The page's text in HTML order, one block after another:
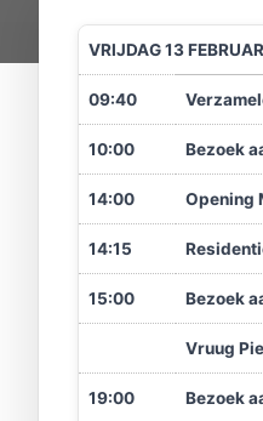
VRIJDAG 13
09:40
10:00 Bezoek
14:00 Opening
14:15
15:00 Bezoek
Vruug
19:00 Bezoek